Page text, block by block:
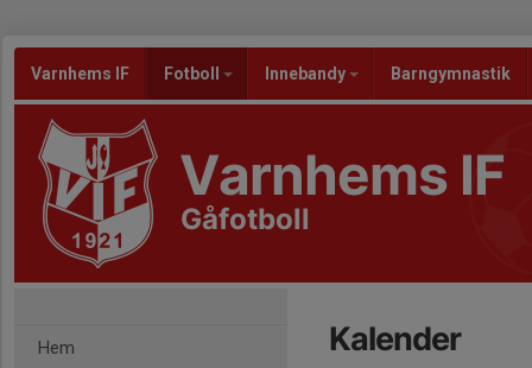
Varnhems IF Fotboll Innebandy Barngymnastik
Varnhems IF
Gåfotboll
Hem Kalender